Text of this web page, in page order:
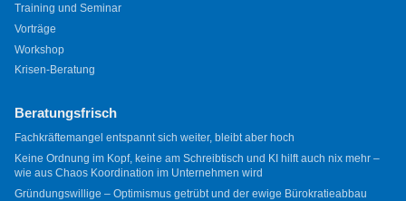
Training und Seminar
Vorträge
Workshop
Krisen-Beratung
Beratungsfrisch
Fachkräftemangel entspannt sich weiter, bleibt aber hoch
Keine Ordnung im Kopf, keine am Schreibtisch und KI hilft auch nix mehr –
wie aus Chaos Koordination im Unternehmen wird
Gründungswillige – Optimismus getrübt und der ewige Bürokratieabbau